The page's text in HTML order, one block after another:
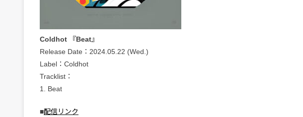
Coldhot 『Beat』
Release Date：2024.05.22 (Wed.)
Label：Coldhot
Tracklist：
1. Beat
■配信リンク